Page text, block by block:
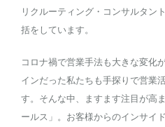
リクルーティング・コンサルタン
括をしています。
コロナ禍で営業手法も大きな変化
インだった私たちも手探りで営業
す。そんな中、ますます注目が高
ールス」。お客様からのインサイ